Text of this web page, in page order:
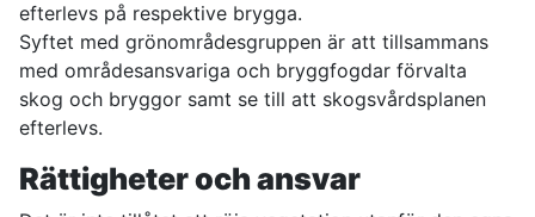
efterlevs på respektive brygga.
Syftet med grönområdesgruppen är att tillsammans
med områdesansvariga och bryggfogdar förvalta
skog och bryggor samt se till att skogsvårdsplanen
efterlevs.
Rättigheter och ansvar